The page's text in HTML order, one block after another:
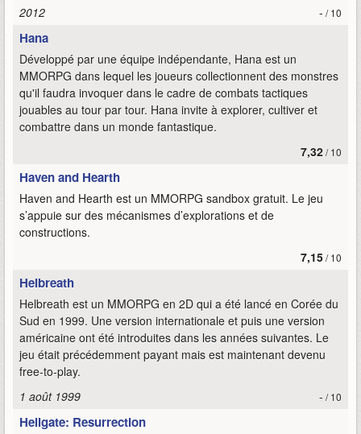
2012
- / 10
Hana
Développé par une équipe indépendante, Hana est un
MMORPG dans lequel les joueurs collectionnent des monstres
qu'il faudra invoquer dans le cadre de combats tactiques
jouables au tour par tour. Hana invite à explorer, cultiver et
combattre dans un monde fantastique.
7,32/ 10
Haven and Hearth
Haven and Hearth est un MMORPG sandbox gratuit. Le jeu
s’appuie sur des mécanismes d’explorations et de
constructions.
7,15/ 10
Helbreath
Helbreath est un MMORPG en 2D qui a été lancé en Corée du
Sud en 1999. Une version internationale et puis une version
américaine ont été introduites dans les années suivantes. Le
jeu était précédemment payant mais est maintenant devenu
free-to-play.
1 août 1999
- / 10
Hellgate: Resurrection